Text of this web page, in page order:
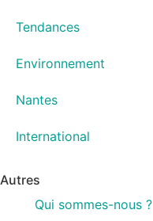
Tendances
Environnement
Nantes
International
Autres
Qui sommes-nous ?